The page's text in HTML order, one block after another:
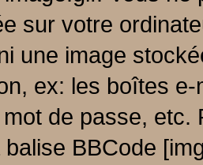
sur votre
une image
ex: les boîtes
de passe,
BBCode